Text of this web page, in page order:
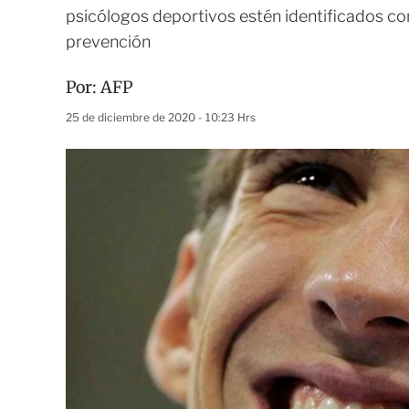
psicólogos deportivos estén identificados
prevención
Por:AFP
25 de diciembre de 2020 - 10:23 Hrs